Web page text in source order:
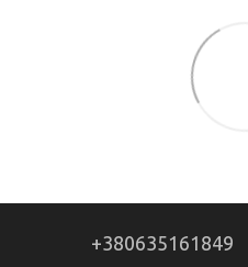
+380635161849